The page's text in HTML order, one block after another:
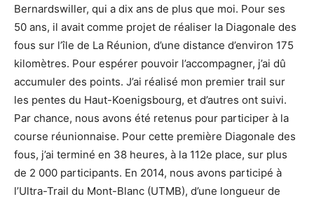
Bernardswiller, qui a dix ans de plus que moi. Pour ses
50 ans, il avait comme projet de réaliser la Diagonale des
fous sur l’île de La Réunion, d’une distance d’environ 175
kilomètres. Pour espérer pouvoir l’accompagner, j’ai dû
accumuler des points. J’ai réalisé mon premier trail sur
les pentes du Haut-Koenigsbourg, et d’autres ont suivi.
Par chance, nous avons été retenus pour participer à la
course réunionnaise. Pour cette première Diagonale des
fous, j’ai terminé en 38 heures, à la 112e place, sur plus
de 2 000 participants. En 2014, nous avons participé à
l’Ultra-Trail du Mont-Blanc (UTMB), d’une longueur de